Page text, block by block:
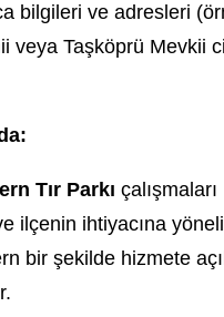
bilgileri ve adresleri
veya Taşköprü Mevkii
Tır Parkı çalışmaları
ilçenin ihtiyacına
bir şekilde hizmete